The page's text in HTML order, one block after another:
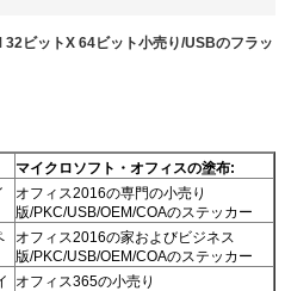
ビットX 64ビット小売り/USBのフラッ
マイクロソフト・オフィスの塗布:
オフィス2016の専門の小売り
版/PKC/USB/OEM/COAのステッカー
オフィス2016の家およびビジネス
版/PKC/USB/OEM/COAのステッカー
オフィス365の小売り